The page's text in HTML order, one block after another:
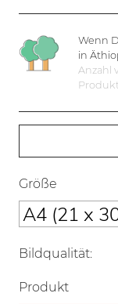
Wenn
in
Anzahl
Größe
Bildqualität:
Produkt